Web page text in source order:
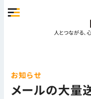
お知らせ
メールの大量